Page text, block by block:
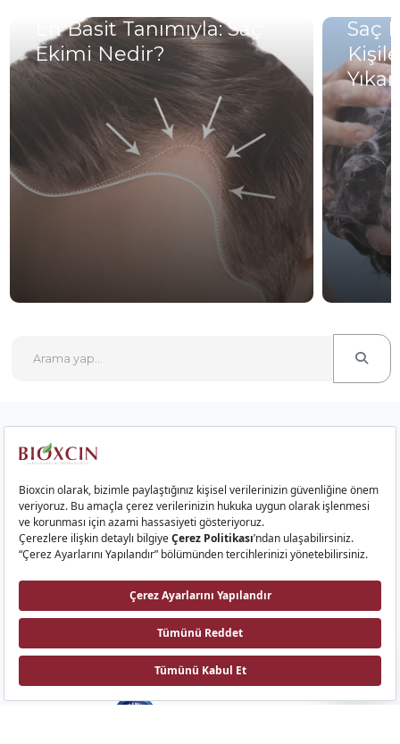
En Basit Tanımıyla: Saç
Ekimi Nedir?
Saç
Kurumsal
Cilt Ürünleri
Gıda Takviyeleri